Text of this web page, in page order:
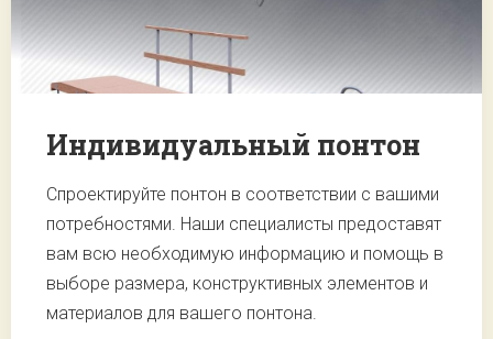
Индивидуальный понтон
Спроектируйте понтон в соответствии с вашими
потребностями. Наши специалисты предоставят
вам всю необходимую информацию и помощь в
выборе размера, конструктивных элементов и
материалов для вашего понтона.